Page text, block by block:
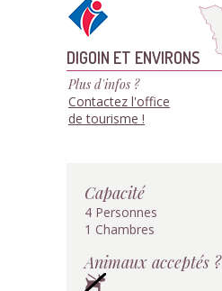
DIGOIN ET ENVIRONS
Plus d'infos ?
Contactez l'office
de tourisme !
Capacité
4 Personnes
1 Chambres
Animaux acceptés ?